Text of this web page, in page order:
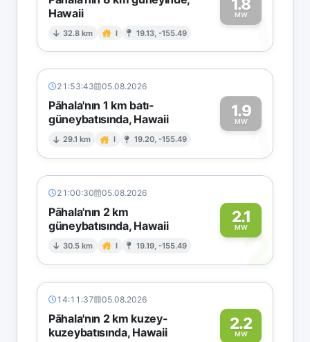
Hawaii
32.8 km I 19.13, -155.49
1.8
MW1
21:53:43 05.08.2026
Pāhala'nın 1 km batı-
güneybatısında, Hawaii
29.1 km I 19.20, -155.49
1.9
MW1
21:00:30 05.08.2026
Pāhala'nın 2 km
güneybatısında, Hawaii
30.5 km I 19.19, -155.49
2.1
MW2
14:11:37 05.08.2026
Pāhala'nın 2 km kuzey-
kuzeybatısında, Hawaii
2.2
MW